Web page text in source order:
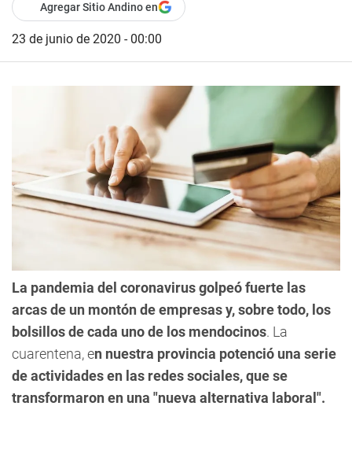
Agregar Sitio Andino en
23 de junio de 2020 - 00:00
La pandemia del coronavirus golpeó fuerte las
arcas de un montón de empresas y, sobre todo, los
bolsillos de cada uno de los mendocinos. La
cuarentena, en nuestra provincia potenció una serie
de actividades en las redes sociales, que se
transformaron en una "nueva alternativa laboral".